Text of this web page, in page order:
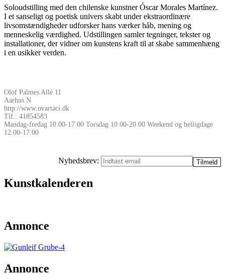
Soloudstilling med den chilenske kunstner Óscar Morales Martínez.
I et sanseligt og poetisk univers skabt under ekstraordinære
livsomstændigheder udforsker hans værker håb, mening og
menneskelig værdighed. Udstillingen samler tegninger, tekster og
installationer, der vidner om kunstens kraft til at skabe sammenhæng
i en usikker verden.
Olof Palmes Allé 11
Aarhus N
http://www.ovartaci.dk
Tlf.: 41854583
Mandag-fredag 10.00-17.00 Torsdag 10.00-20.00 Weekend og helligdage
12.00-17.00
Nyhedsbrev:
Kunstkalenderen
Annonce
Annonce